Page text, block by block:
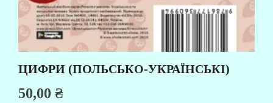
ЦИФРИ (ПОЛЬСЬКО-УКРАЇНСЬКІ)
50,00 ₴